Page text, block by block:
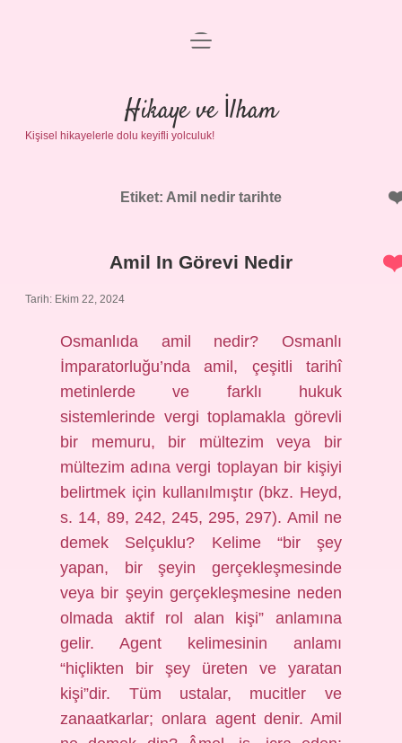
Anasayfa
Gizlilik Politikası
Yasal Uyarı
menüyü
Hikaye ve İlham
Kişisel hikayelerle dolu keyifli yolculuk!
Etiket: Amil nedir tarihte
Amil In Görevi Nedir
Tarih: Ekim 22, 2024
Osmanlıda amil nedir? Osmanlı
İmparatorluğu’nda amil, çeşitli tarihî
metinlerde ve farklı hukuk
sistemlerinde vergi toplamakla görevli
bir memuru, bir mültezim veya bir
mültezim adına vergi toplayan bir kişiyi
belirtmek için kullanılmıştır (bkz. Heyd,
s. 14, 89, 242, 245, 295, 297). Amil ne
demek Selçuklu? Kelime “bir şey
yapan, bir şeyin gerçekleşmesinde
veya bir şeyin gerçekleşmesine neden
olmada aktif rol alan kişi” anlamına
gelir. Agent kelimesinin anlamı
“hiçlikten bir şey üreten ve yaratan
kişi”dir. Tüm ustalar, mucitler ve
zanaatkarlar; onlara agent denir. Amil